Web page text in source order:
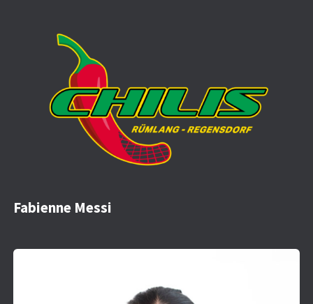
Fabienne Messi